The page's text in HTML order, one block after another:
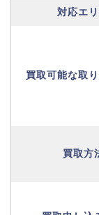
対応エ
買取可能な取
買取方